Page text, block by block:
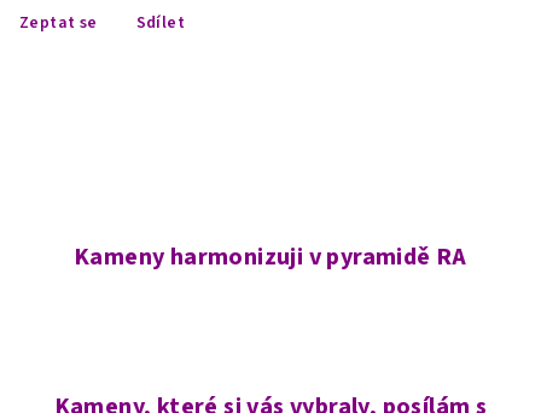
Zeptat se Sdílet
Kameny harmonizuji v pyramidě RA